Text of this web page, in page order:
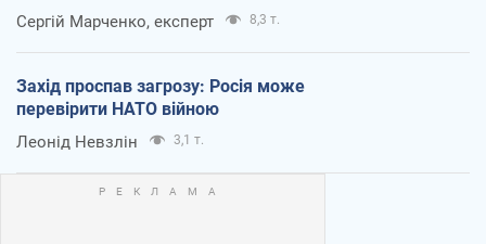
Сергій Марченко, експерт 8,3 т.
Захід проспав загрозу: Росія може
перевірити НАТО війною
Леонід Невзлін 3,1 т.